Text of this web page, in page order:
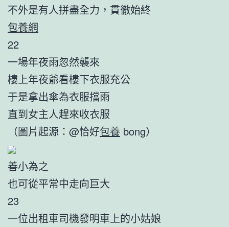
不外是有人拼盡全力，貫徹始終
包養網
22
一場年夜雨忽然襲來
樓上年夜爺看樓下衣服充公
于是拿出傘為衣服擋雨
直到女主人趕來收衣服
（圖片起源：@恰好包養 bong）
善小為之
也可從平常中走向巨大
23
一位出租車司機發明車上的小姑娘